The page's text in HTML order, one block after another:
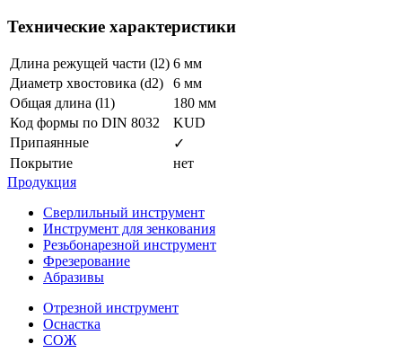
Технические характеристики
Длина режущей части (l2) 6 мм
Диаметр хвостовика (d2)
6 мм
Общая длина (l1)
180 мм
Код формы по DIN 8032
KUD
Припаянные
✓
Покрытие
нет
Продукция
Сверлильный инструмент
Инструмент для зенкования
Резьбонарезной инструмент
Фрезерование
Абразивы
Отрезной инструмент
Оснастка
СОЖ